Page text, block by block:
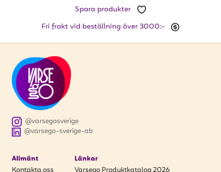
Spara produkter
Fri frakt vid beställning över 3000:-
@varsego-sverige-ab
@varsegosverige
Allmänt
Länkar